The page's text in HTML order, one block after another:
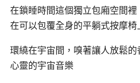
在鎖睡時間這個獨立包廂空間裡
在可以包覆全身的平躺式按摩椅
環繞在宇宙間，嗅著讓人放鬆
心靈的宇宙音樂